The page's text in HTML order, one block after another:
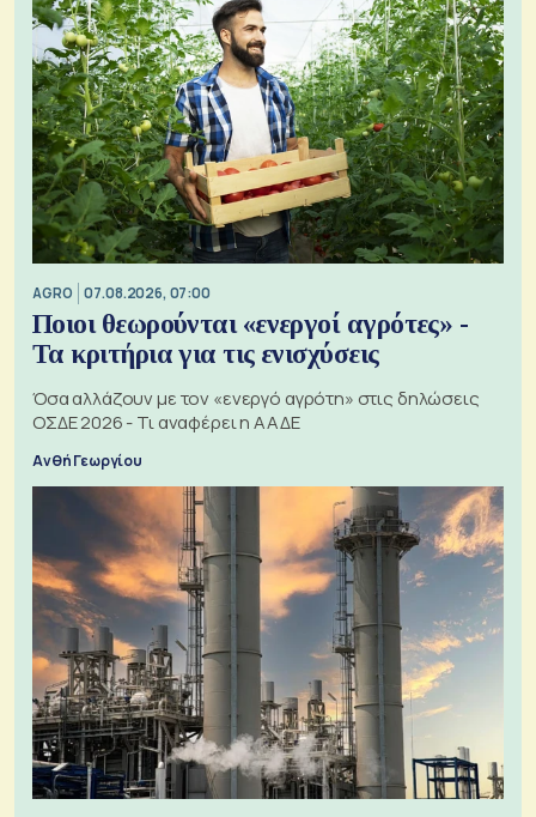
AGRO 07.08.2026, 07:00
Ποιοι θεωρούνται «ενεργοί αγρότες» -
Τα κριτήρια για τις ενισχύσεις
Όσα αλλάζουν με τον «ενεργό αγρότη» στις δηλώσεις
ΟΣΔΕ 2026 - Τι αναφέρει η ΑΑΔΕ
Ανθή Γεωργίου